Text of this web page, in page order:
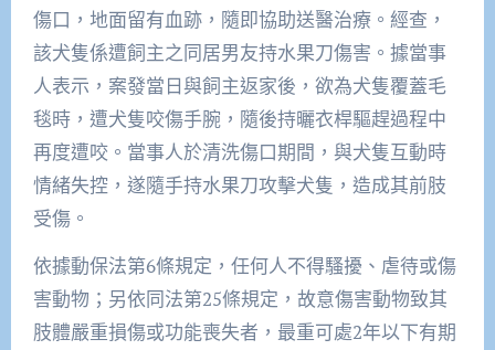
傷口，地面留有血跡，隨即協助送醫治療。經查，
該犬隻係遭飼主之同居男友持水果刀傷害。據當事
人表示，案發當日與飼主返家後，欲為犬隻覆蓋毛
毯時，遭犬隻咬傷手腕，隨後持曬衣桿驅趕過程中
再度遭咬。當事人於清洗傷口期間，與犬隻互動時
情緒失控，遂隨手持水果刀攻擊犬隻，造成其前肢
受傷。
依據動保法第6條規定，任何人不得騷擾、虐待或傷
害動物；另依同法第25條規定，故意傷害動物致其
肢體嚴重損傷或功能喪失者，最重可處2年以下有期